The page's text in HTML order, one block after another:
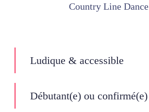
Actualités
Country Line Dance
Ludique & accessible
Débutant(e) ou confirmé(e)